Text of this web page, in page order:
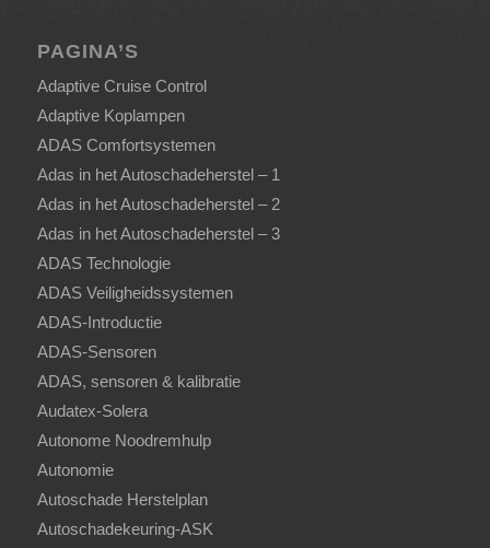
PAGINA’S
Adaptive Cruise Control
Adaptive Koplampen
ADAS Comfortsystemen
Adas in het Autoschadeherstel – 1
Adas in het Autoschadeherstel – 2
Adas in het Autoschadeherstel – 3
ADAS Technologie
ADAS Veiligheidssystemen
ADAS-Introductie
ADAS-Sensoren
ADAS, sensoren & kalibratie
Audatex-Solera
Autonome Noodremhulp
Autonomie
Autoschade Herstelplan
Autoschadekeuring-ASK